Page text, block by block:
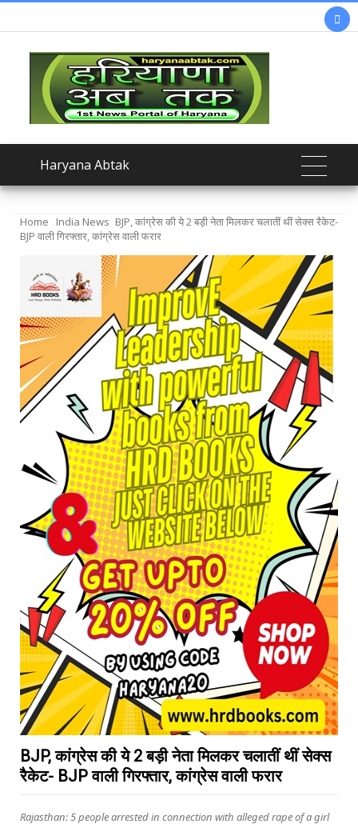

Haryana Abtak
Home India News BJP, कांग्रेस की ये 2 बड़ी नेता मिलकर चलातीं थीं सेक्स रैकेट-
BJP वाली गिरफ्तार, कांग्रेस वाली फरार
BJP, कांग्रेस की ये 2 बड़ी नेता मिलकर चलातीं थीं सेक्स
रैकेट- BJP वाली गिरफ्तार, कांग्रेस वाली फरार
Rajasthan: 5 people arrested in connection with alleged rape of a girl